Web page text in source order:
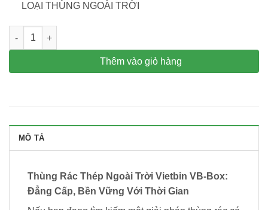
LOẠI THÙNG NGOÀI TRỜI
Thùng rác thép ngoài trời Vietbin Box Wood thép dày 4mm số
Thêm vào giỏ hàng
MÔ TẢ
Thùng Rác Thép Ngoài Trời Vietbin VB-Box:
Đẳng Cấp, Bền Vững Với Thời Gian